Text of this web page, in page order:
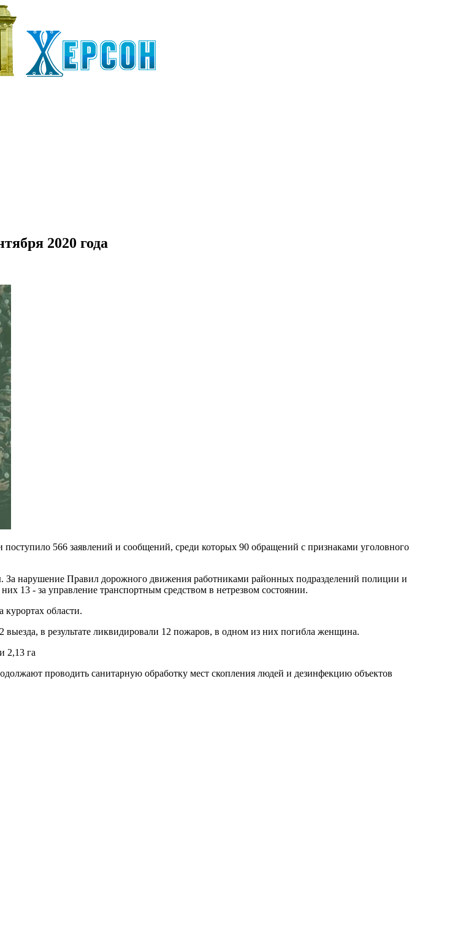
2020 года
566 заявлений и сообщений, среди которых 90 обращений с признаками уголовного
За нарушение Правил дорожного движения работниками районных подразделений полиции и
13 - за управление транспортным средством в нетрезвом состоянии.
области.
в результате ликвидировали 12 пожаров, в одном из них погибла женщина.
2,13 га
проводить санитарную обработку мест скопления людей и дезинфекцию объектов